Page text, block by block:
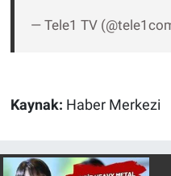
— Tele1 TV
Kaynak: Haber Merkezi
Kültür Sanat
Nedir
Popüler